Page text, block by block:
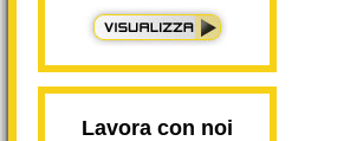
Lavora con noi